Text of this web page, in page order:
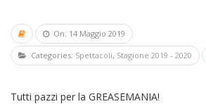
On: 14 Maggio 2019
Categories: Spettacoli, Stagione 2019 - 2020
Tutti pazzi per la GREASEMANIA!